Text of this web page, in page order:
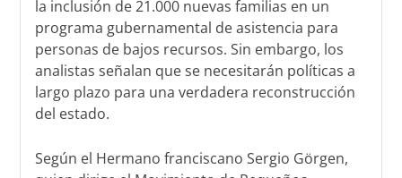
la inclusión de 21.000 nuevas familias en un
programa gubernamental de asistencia para
personas de bajos recursos. Sin embargo, los
analistas señalan que se necesitarán políticas a
largo plazo para una verdadera reconstrucción
del estado.
Según el Hermano franciscano Sergio Görgen,